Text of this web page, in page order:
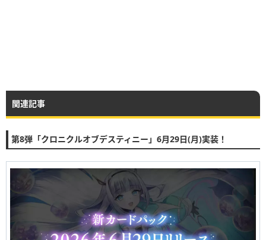
関連記事
第8弾「クロニクルオブデスティニー」6月29日(月)実装！